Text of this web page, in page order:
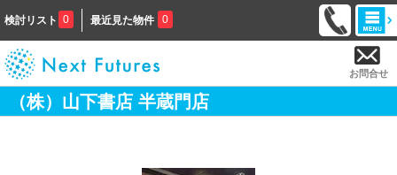
検討リスト 0 最近見た物件 0
お問合せ
（株）山下書店 半蔵門店